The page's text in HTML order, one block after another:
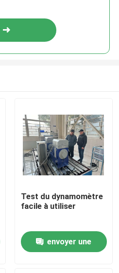
Test du dynamomètre
facile à utiliser
envoyer une